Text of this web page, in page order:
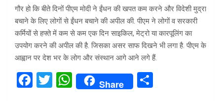
गौर हो कि बीते दिनों पीएम मोदी ने ईंधन की खपत कम करने और विदेशी मुद्रा
बचाने के लिए लोगों से ईंधन बचाने की अपील की. पीएम ने लोगों व सरकारी
कर्मियों से हफ्ते में कम से कम एक दिन साइकिल, मेट्रो या कारपूलिंग का
उपयोग करने की अपील की है. जिसका असर साफ दिखने भी लगा है. पीएम के
आह्वान पर देश भर के लोग और संस्थान आगे आने लगे हैं.
F
T
W
Share